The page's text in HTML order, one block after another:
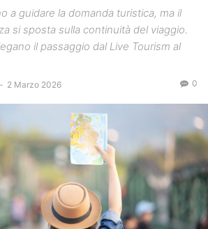
a guidare la domanda turistica, ma il
si sposta sulla continuità del viaggio.
il passaggio dal Live Tourism al
- 2 Marzo 2026 0